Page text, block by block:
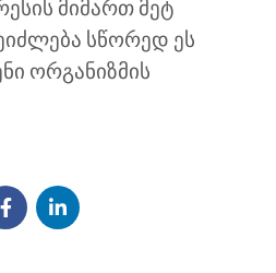
მიმართ მეტ
სწორედ ეს
ორგანიზმის